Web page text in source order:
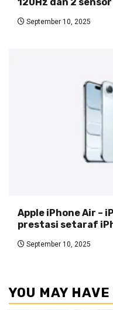
September 10, 2025
Apple iPhone Air –
prestasi setaraf
September 10, 2025
YOU MAY